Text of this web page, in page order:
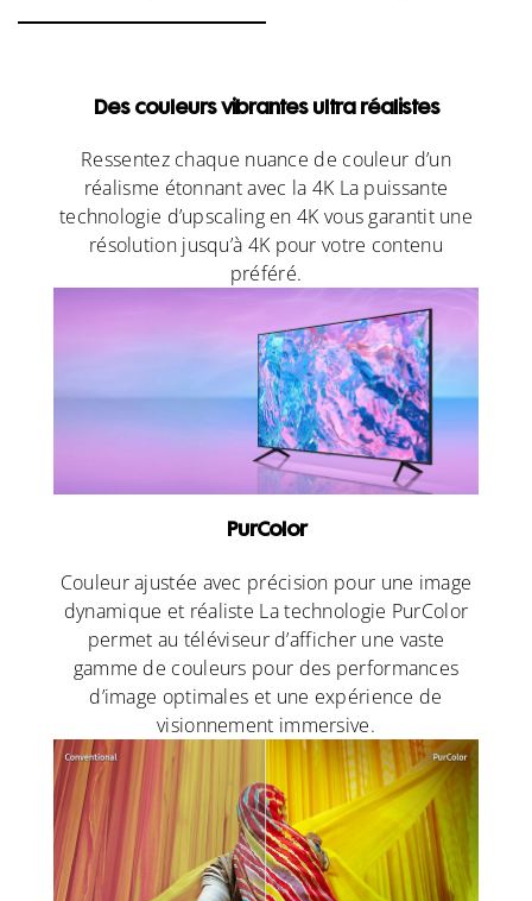
Des couleurs vibrantes ultra réalistes
Ressentez chaque nuance de couleur d’un
réalisme étonnant avec la 4K La puissante
technologie d’upscaling en 4K vous garantit une
résolution jusqu’à 4K pour votre contenu
préféré.
PurColor
Couleur ajustée avec précision pour une image
dynamique et réaliste La technologie PurColor
permet au téléviseur d’afficher une vaste
gamme de couleurs pour des performances
d’image optimales et une expérience de
visionnement immersive.